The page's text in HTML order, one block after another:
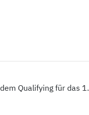
Qualifying für das 1.